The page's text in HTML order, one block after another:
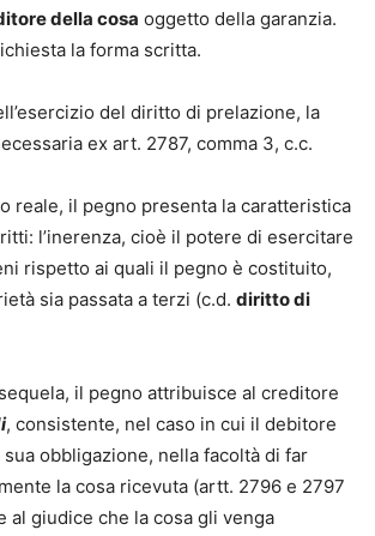
della cosa oggetto della garanzia.
la forma scritta.
del diritto di prelazione, la
ex art. 2787, comma 3, c.c.
reale, il pegno presenta la caratteristica
l’inerenza, cioè il potere di esercitare
rispetto ai quali il pegno è costituito,
sia passata a terzi (c.d. diritto di
il pegno attribuisce al creditore
, consistente, nel caso in cui il debitore
obbligazione, nella facoltà di far
la cosa ricevuta (artt. 2796 e 2797
al giudice che la cosa gli venga